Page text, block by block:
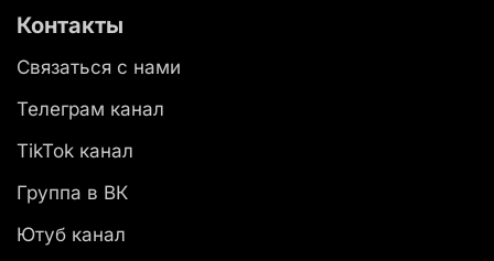
Контакты
Связаться с нами
Телеграм канал
TikTok канал
Группа в ВК
Ютуб канал